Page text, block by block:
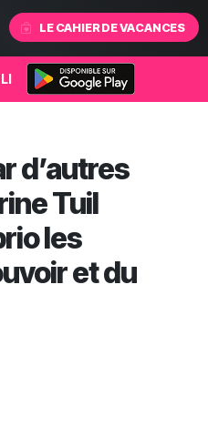
LE CAHIER DE VACANCES
d’autres
Tuil
les
et du